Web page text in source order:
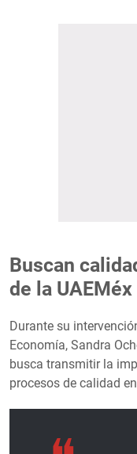
Buscan
de la UAEMéx
Durante su
Economía, Sandra
busca transmitir la
procesos de calidad